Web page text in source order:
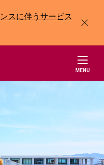
スに伴うサービス
MENU